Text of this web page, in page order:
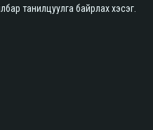
танилцуулга байрлах хэсэг.